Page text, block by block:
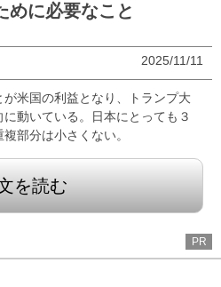
めに必要なこと
2025/11/11
米国の利益となり、トランプ大
動いている。日本にとっても３
部分は小さくない。
を読む
PR